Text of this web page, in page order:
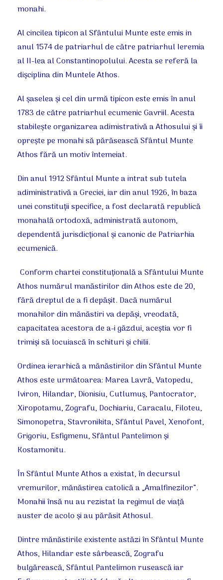
monahi.
Al cincilea tipicon al Sfântului Munte este emis in
anul 1574 de patriarhul de către patriarhul Ieremia
al II-lea al Constantinopolului. Acesta se referă la
dişciplina din Muntele Athos.
Al şaselea şi cel din urmă tipicon este emis în anul
1783 de către patriarhul ecumenic Gavriil. Acesta
stabileşte organizarea adimistrativă a Athosului şi îi
opreşte pe monahi să părăsească Sfântul Munte
Athos fără un motiv întemeiat.
Din anul 1912 Sfântul Munte a intrat sub tutela
adiministrativă a Greciei, iar din anul 1926, în baza
unei constituţii specifice, a fost declarată republică
monahală ortodoxă, administrată autonom,
dependentă jurisdicţional şi canonic de Patriarhia
ecumenică.
Conform chartei constituţională a Sfântului Munte
Athos numărul manăstirilor din Athos este de 20,
fără dreptul de a fi depăşit. Dacă numărul
monahilor din mănăstiri va depăşi, vreodată,
capacitatea acestora de a-i găzdui, aceştia vor fi
trimişi să locuiască în schituri şi chilii.
Ordinea ierarhică a mănăstirilor din Sfântul Munte
Athos este următoarea: Marea Lavră, Vatopedu,
Iviron, Hilandar, Dionisiu, Cutlumuş, Pantocrator,
Xiropotamu, Zografu, Dochiariu, Caracalu, Filoteu,
Simonopetra, Stavronikita, Sfântul Pavel, Xenofont,
Grigoriu, Esfigmenu, Sfântul Pantelimon şi
Kostamonitu.
În Sfântul Munte Athos a existat, în decursul
vremurilor, mănăstirea catolică a „Amalfinezilor”.
Monahii însă nu au rezistat la regimul de viaţă
auster de acolo şi au părăsit Athosul.
Dintre mănăstirile existente astăzi în Sfântul Munte
Athos, Hilandar este sârbească, Zografu
bulgărească, Sfântul Pantelimon rusească iar